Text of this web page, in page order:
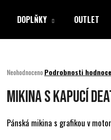
DOPLŇKY OUTLET
Průměrné
produktu
je
z
5
NeohodnocenoPodrobnosti
MIKINA S KAPUCÍ
Pánská mikina s grafikou v
HLEDAT